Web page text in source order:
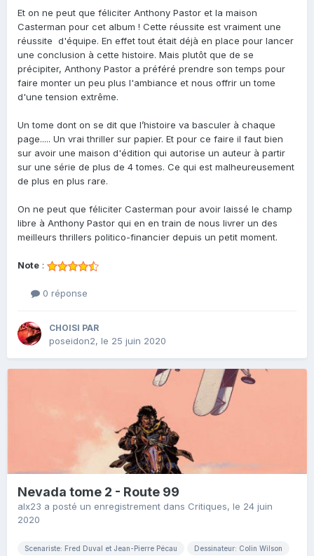
Et on ne peut que féliciter Anthony Pastor et la maison
Casterman pour cet album ! Cette réussite est vraiment une
réussite d'équipe. En effet tout était déjà en place pour lancer
une conclusion à cette histoire. Mais plutôt que de se
précipiter, Anthony Pastor a préféré prendre son temps pour
faire monter un peu plus l'ambiance et nous offrir un tome
d'une tension extrême.
Un tome dont on se dit que l’histoire va basculer à chaque
page..... Un vrai thriller sur papier. Et pour ce faire il faut bien
sur avoir une maison d'édition qui autorise un auteur à partir
sur une série de plus de 4 tomes. Ce qui est malheureusement
de plus en plus rare.
On ne peut que féliciter Casterman pour avoir laissé le champ
libre à Anthony Pastor qui en en train de nous livrer un des
meilleurs thrillers politico-financier depuis un petit moment.
Note :
0 réponse
CHOISI PAR
poseidon2, le 25 juin 2020
Nevada tome 2 - Route 99
alx23 a posté un enregistrement dans Critiques, le 24 juin
2020
Scenariste: Fred Duval et Jean-Pierre Pécau Dessinateur: Colin Wilson